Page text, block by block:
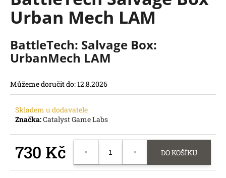
0,0
z
hvězdiček.
Urban Mech LAM
BattleTech: Salvage Box:
UrbanMech LAM
Můžeme doručit do:12.8.2026
Skladem u dodavatele
Značka:Catalyst Game Labs
730 Kč DO KOŠÍKU
a
j
í
t
?
HLEDAT
D
o
o